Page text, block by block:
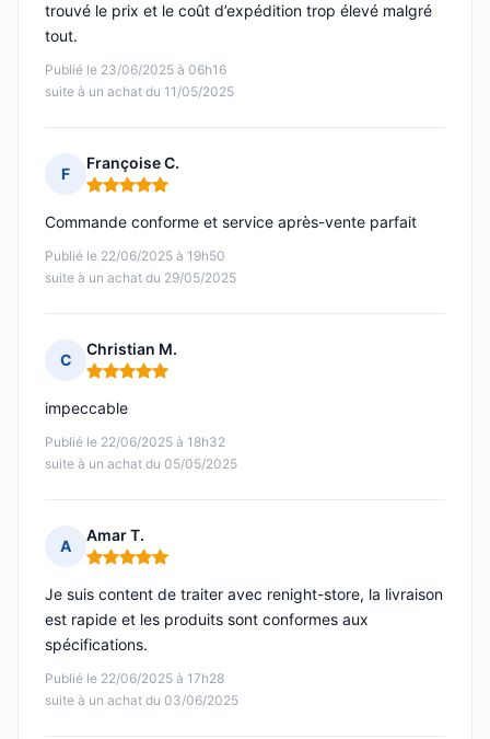
Publié le 23/06/2025 à 06h16
suite à un achat du 11/05/2025
trouvé le prix et le coût d’expédition trop élevé malgré
tout.
F
Françoise C.
Note : 5 sur 5
Publié le 22/06/2025 à 19h50
suite à un achat du 29/05/2025
Commande conforme et service après-vente parfait
C
Christian M.
Note : 5 sur 5
Publié le 22/06/2025 à 18h32
suite à un achat du 05/05/2025
impeccable
A
Amar T.
Note : 5 sur 5
Publié le 22/06/2025 à 17h28
suite à un achat du 03/06/2025
Je suis content de traiter avec renight-store, la livraison
est rapide et les produits sont conformes aux
spécifications.